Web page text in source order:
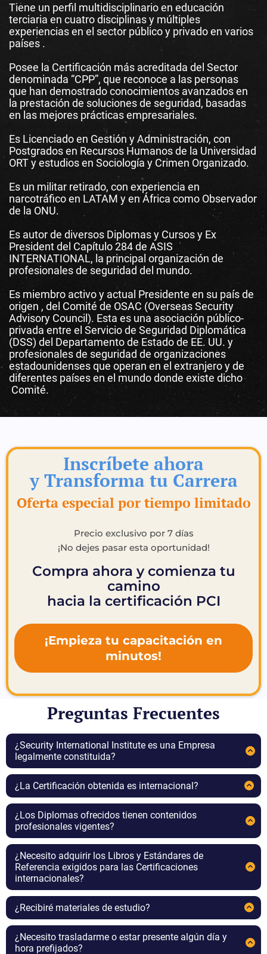
Tiene un perfil multidisciplinario en educación
terciaria en cuatro disciplinas y múltiples
experiencias en el sector público y privado en varios
países .
Posee la Certificación más acreditada del Sector
denominada “CPP”, que reconoce a las personas
que han demostrado conocimientos avanzados en
la prestación de soluciones de seguridad, basadas
en las mejores prácticas empresariales.
Es Licenciado en Gestión y Administración, con
Postgrados en Recursos Humanos de la Universidad
ORT y estudios en Sociología y Crimen Organizado.
Es un militar retirado, con experiencia en
narcotráfico en LATAM y en África como Observador
de la ONU.
Es autor de diversos Diplomas y Cursos y Ex
President del Capítulo 284 de ASIS
INTERNATIONAL, la principal organización de
profesionales de seguridad del mundo.
Es miembro activo y actual Presidente en su país de
origen , del Comité de OSAC (Overseas Security
Advisory Council). Esta es una asociación público-
privada entre el Servicio de Seguridad Diplomática
(DSS) del Departamento de Estado de EE. UU. y
profesionales de seguridad de organizaciones
estadounidenses que operan en el extranjero y de
diferentes países en el mundo donde existe dicho
Comité.
Inscríbete ahora
y Transforma tu Carrera
Oferta especial por tiempo limitado
Precio exclusivo por 7 días
¡No dejes pasar esta oportunidad!
Compra ahora y comienza tu
camino
hacia la certificación PCI
¡Empieza tu capacitación en
minutos!
Preguntas Frecuentes
¿Security International Institute es una Empresa
legalmente constituida?
Sí, y su dirección es 7345 W Sand Lake Rd,
Orlando, FL 32819 US, siendo su EIN (Employer
Identification Number) 36-5085087
¿La Certificación obtenida es internacional?
Sí, porque la expedimos como Proveedores
globales de ASIS International.
¿Los Diplomas ofrecidos tienen contenidos
profesionales vigentes?
Sí y se basan en todos los materiales exigidos por
ASIS International y además la experiencia de
nuestros expertos.
¿Necesito adquirir los Libros y Estándares de
Referencia exigidos para las Certificaciones
internacionales?
No es necesario
¿Recibiré materiales de estudio?
Recibirás materiales de estudio resumidos por
expertos en cada dominio, que podrás estudiar
en línea o descargar. Estos materiales son para
¿Necesito trasladarme o estar presente algún día y
hora prefijados?